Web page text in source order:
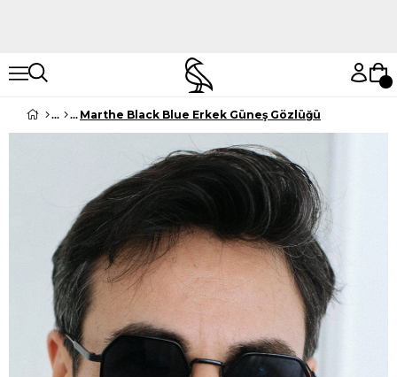
Marthe Black Blue Erkek Güneş Gözlüğü